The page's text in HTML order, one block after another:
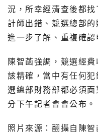
況，所幸經清查後都
計師出錯、競選總部
進一步了解、重複確認
陳智菡強調，競選經
該精確，當中有任何
選總部財務部都必須
分下午記者會會公布。
照片來源：翻攝自陳智